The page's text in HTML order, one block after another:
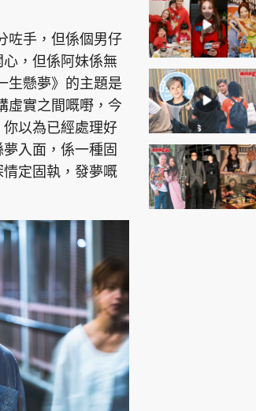
咗手，但係個男仔
，但係阿妹係無
生懸夢》的主題是
虛實之間嘅嘢，今
以為已經處理好
入面，係一種固
定固執，發夢嘅